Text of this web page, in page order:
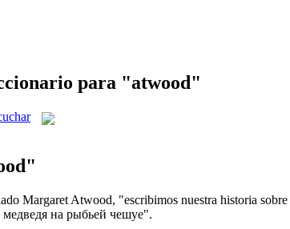
para "atwood"
Margaret Atwood, "escribimos nuestra historia
на рыбьей чешуе".